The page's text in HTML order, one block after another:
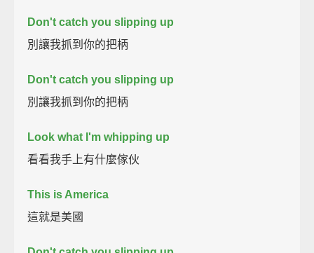
Don't catch you slipping up
別讓我抓到你的把柄
Don't catch you slipping up
別讓我抓到你的把柄
Look what I'm whipping up
看看我手上有什麼傢伙
This is America
這就是美國